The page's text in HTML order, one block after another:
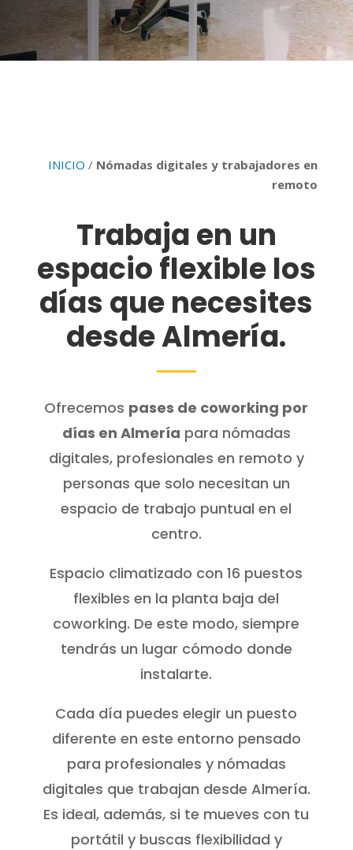
INICIO / Nómadas digitales y trabajadores en
remoto
Trabaja en un
espacio flexible los
días que necesites
desde Almería.
Ofrecemos pases de coworking por
días en Almería para nómadas
digitales, profesionales en remoto y
personas que solo necesitan un
espacio de trabajo puntual en el
centro.
Espacio climatizado con 16 puestos
flexibles en la planta baja del
coworking. De este modo, siempre
tendrás un lugar cómodo donde
instalarte.
Cada día puedes elegir un puesto
diferente en este entorno pensado
para profesionales y nómadas
digitales que trabajan desde Almería.
Es ideal, además, si te mueves con tu
portátil y buscas flexibilidad y